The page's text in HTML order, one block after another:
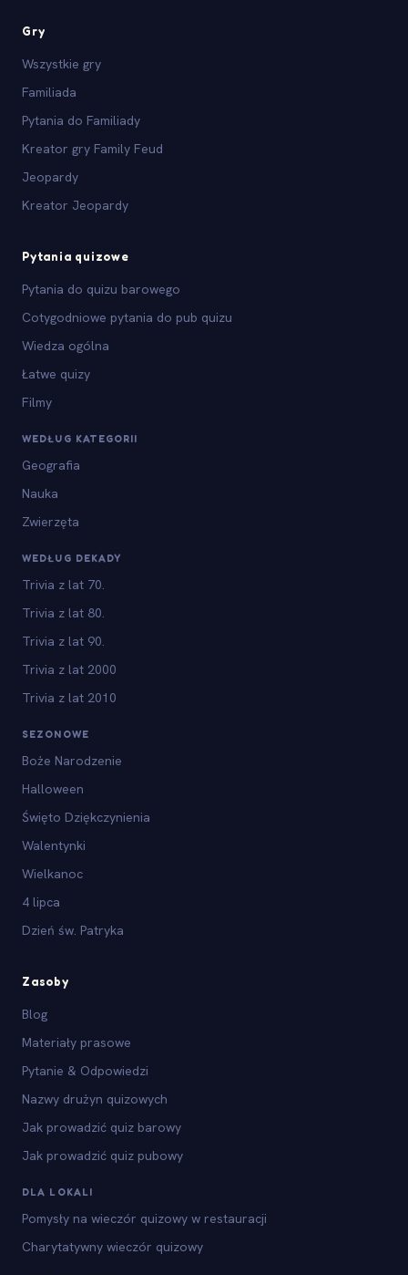
Gry
Wszystkie gry
Familiada
Pytania do Familiady
Kreator gry Family Feud
Jeopardy
Kreator Jeopardy
Pytania quizowe
Pytania do quizu barowego
Cotygodniowe pytania do pub quizu
Wiedza ogólna
Łatwe quizy
Filmy
WEDŁUG KATEGORII
Geografia
Nauka
Zwierzęta
WEDŁUG DEKADY
Trivia z lat 70.
Trivia z lat 80.
Trivia z lat 90.
Trivia z lat 2000
Trivia z lat 2010
SEZONOWE
Boże Narodzenie
Halloween
Święto Dziękczynienia
Walentynki
Wielkanoc
4 lipca
Dzień św. Patryka
Zasoby
Blog
Materiały prasowe
Pytanie & Odpowiedzi
Nazwy drużyn quizowych
Jak prowadzić quiz barowy
Jak prowadzić quiz pubowy
DLA LOKALI
Pomysły na wieczór quizowy w restauracji
Charytatywny wieczór quizowy